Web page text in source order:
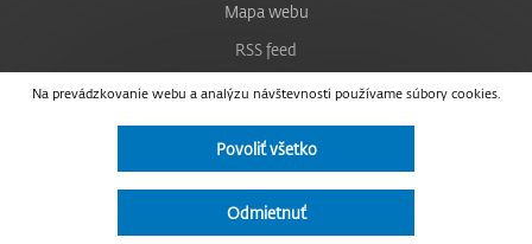
Na prevádzkovanie webu a analýzu návštevnosti používame súbory cookies.
Povoliť všetko
Odmietnuť
Mapa webu
RSS feed
Nastavenie cookies
Facebook
Instagram
Vyhlásenie o prístupnosti